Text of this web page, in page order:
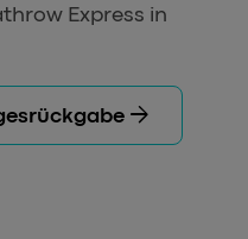
Express in
arrow_forward